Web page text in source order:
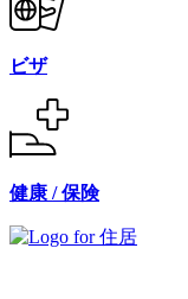
ビザ
健康 / 保険